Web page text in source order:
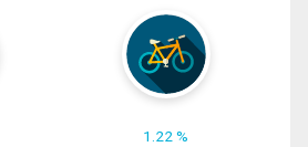
1.22 %